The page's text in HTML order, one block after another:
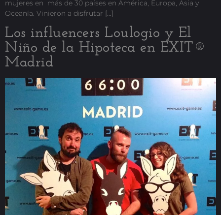
mujeres en más de 30 países en América, Europa, Asia y
Oceanía. Vinieron a disfrutar […]
Los influencers Loulogio y El
Niño de la Hipoteca en EXIT®
Madrid